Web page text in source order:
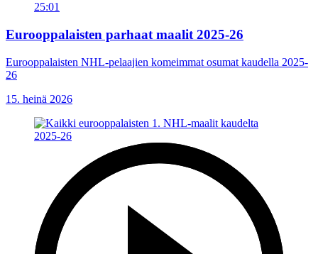
25:01
Eurooppalaisten parhaat maalit 2025-26
Eurooppalaisten NHL-pelaajien komeimmat osumat kaudella 2025-
26
15. heinä 2026